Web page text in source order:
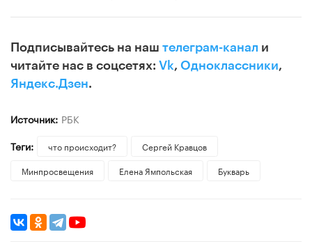
Подписывайтесь на наш телеграм-канал и
читайте нас в соцсетях: Vk, Одноклассники,
Яндекс.Дзен.
Источник: РБК
Теги:
что происходит?
Сергей Кравцов
Минпросвещения
Елена Ямпольская Букварь